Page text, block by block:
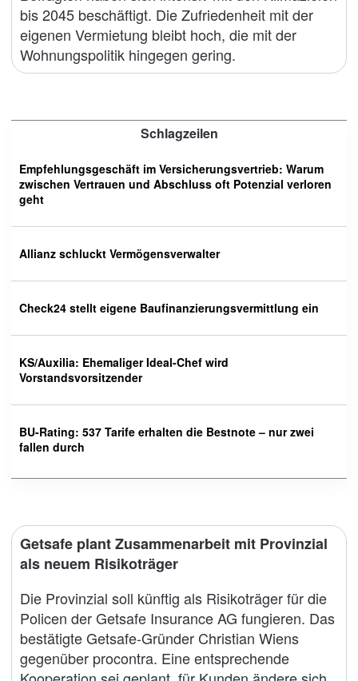
bis 2045 beschäftigt. Die Zufriedenheit mit der
eigenen Vermietung bleibt hoch, die mit der
Wohnungspolitik hingegen gering.
Schlagzeilen
Empfehlungsgeschäft im Versicherungsvertrieb: Warum
zwischen Vertrauen und Abschluss oft Potenzial verloren
geht
Allianz schluckt Vermögensverwalter
Check24 stellt eigene Baufinanzierungsvermittlung ein
KS/Auxilia: Ehemaliger Ideal-Chef wird
Vorstandsvorsitzender
BU-Rating: 537 Tarife erhalten die Bestnote – nur zwei
fallen durch
Getsafe plant Zusammenarbeit mit Provinzial
als neuem Risikoträger
Die Provinzial soll künftig als Risikoträger für die
Policen der Getsafe Insurance AG fungieren. Das
bestätigte Getsafe-Gründer Christian Wiens
gegenüber procontra. Eine entsprechende